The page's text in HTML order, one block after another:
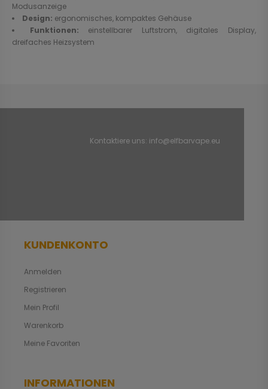
Modusanzeige
Design: ergonomisches, kompaktes Gehäuse
Funktionen: einstellbarer Luftstrom, digitales Display,
dreifaches Heizsystem
Kontaktiere uns: info@elfbarvape.eu
KUNDENKONTO
Anmelden
Registrieren
Mein Profil
Warenkorb
Meine Favoriten
INFORMATIONEN